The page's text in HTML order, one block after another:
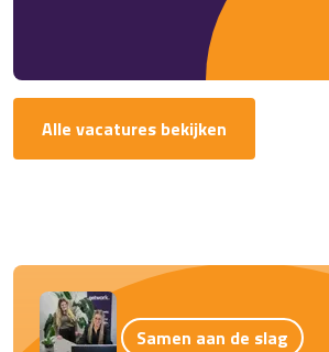
Alle vacatures bekijken
Samen aan de slag